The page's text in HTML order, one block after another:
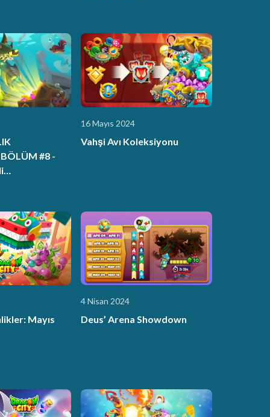
#8 -
16 Mayıs 2024
Vahşi Avı Koleksiyonu
Mayıs
4 Nisan 2024
Deus’ Arena Showdown